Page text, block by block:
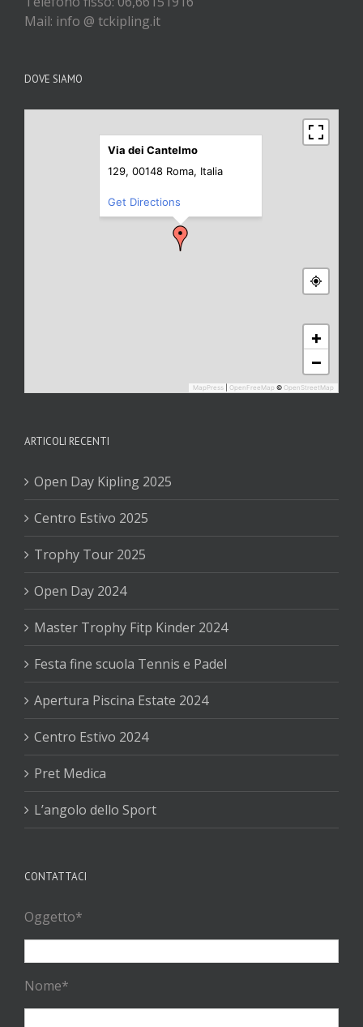
Mail: info @ tckipling.it
DOVE SIAMO
+
−
MapPress OpenFreeMap © OpenStreetMap
Via dei Cantelmo
129, 00148 Roma, Italia
Get Directions
ARTICOLI RECENTI
Open Day Kipling 2025
Centro Estivo 2025
Trophy Tour 2025
Open Day 2024
Master Trophy Fitp Kinder 2024
Festa fine scuola Tennis e Padel
Apertura Piscina Estate 2024
Centro Estivo 2024
Pret Medica
L’angolo dello Sport
CONTATTACI
Oggetto*
Nome*